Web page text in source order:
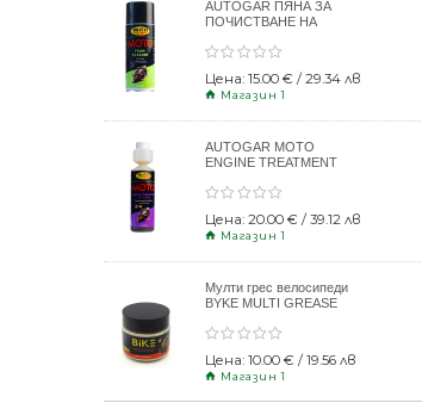
AUTOGAR ПЯНА ЗА
ПОЧИСТВАНЕ НА
Цена: 15.00 € / 29.34 лв
Магазин 1
AUTOGAR MOTO
ENGINE TREATMENT
Цена: 20.00 € / 39.12 лв
Магазин 1
Мулти грес велосипеди
BYKE MULTI GREASE
Цена: 10.00 € / 19.56 лв
Магазин 1